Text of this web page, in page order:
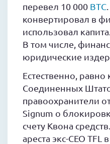
перевел 10 000 BTC
конвертировал в
использовал
В том числе,
юридические
Естественно, равно
Соединенных
правоохранители
Signum о
счету Квона
ареста экс-CEO TFL